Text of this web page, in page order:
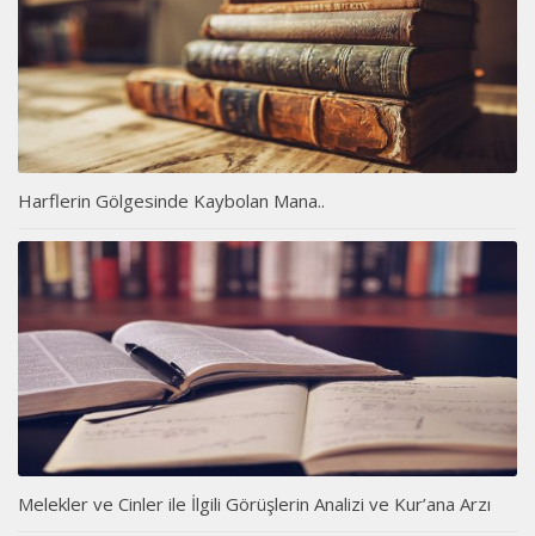
Harflerin Gölgesinde Kaybolan Mana..
Melekler ve Cinler ile İlgili Görüşlerin Analizi ve Kur’ana Arzı